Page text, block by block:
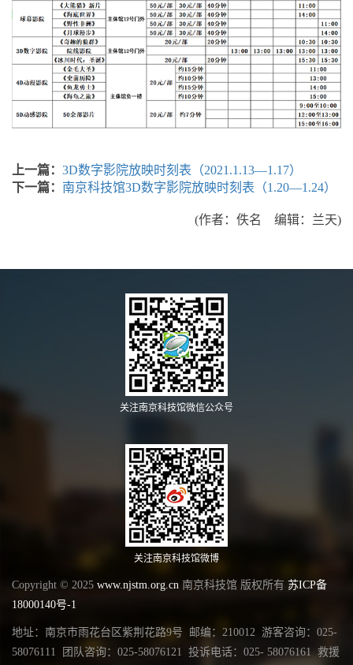
上一篇： 3D数字影院放映时刻表（2021.1.13—1.17）
下一篇： 南京科技馆3D数字影院放映时刻表（1.20—1.24）
(作者：佚名 编辑：兰天)
关注南京科技馆微信公众号
关注南京科技馆微博
Copyright © 2025 www.njstm.org.cn 南京科技馆 版权所有 苏ICP备
18000140号-1
地址：南京市雨花台区紫荆花路9号 邮编：210012 游客咨询：025-
58076111 团队咨询：025-58076121 投诉电话：025- 58076161 救援